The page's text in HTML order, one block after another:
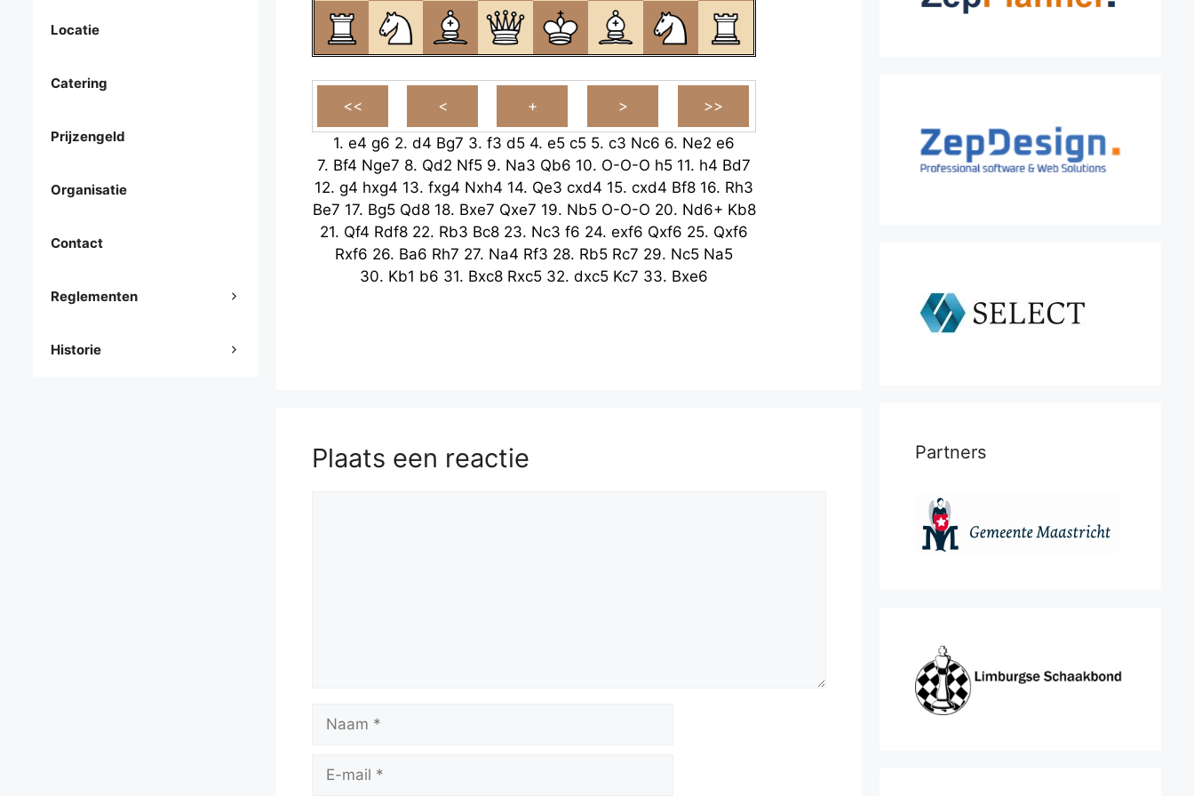
1. e4 g6 2. d4 Bg7 3. f3 d5 4. e5 c5 5. c3 Nc6 6. Ne2 e6
7. Bf4 Nge7 8. Qd2 Nf5 9. Na3 Qb6 10. O-O-O h5 11. h4 Bd7
12. g4 hxg4 13. fxg4 Nxh4 14. Qe3 cxd4 15. cxd4 Bf8 16. Rh3
Be7 17. Bg5 Qd8 18. Bxe7 Qxe7 19. Nb5 O-O-O 20. Nd6+ Kb8
21. Qf4 Rdf8 22. Rb3 Bc8 23. Nc3 f6 24. exf6 Qxf6 25. Qxf6
Rxf6 26. Ba6 Rh7 27. Na4 Rf3 28. Rb5 Rc7 29. Nc5 Na5
30. Kb1 b6 31. Bxc8 Rxc5 32. dxc5 Kc7 33. Bxe6
Plaats een reactie
mail
Locatie
Catering
Prijzengeld
Organisatie
Contact
Reglementen
Historie
Partners